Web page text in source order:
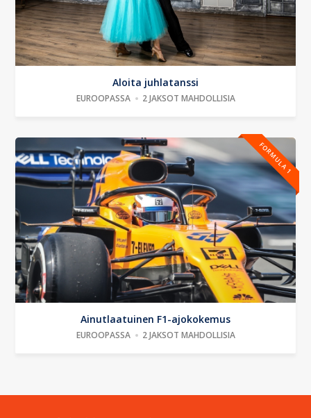
Aloita juhlatanssi
EUROOPASSA 2 JAKSOT MAHDOLLISIA
FORMULA 1
Ainutlaatuinen F1-ajokokemus
EUROOPASSA 2 JAKSOT MAHDOLLISIA